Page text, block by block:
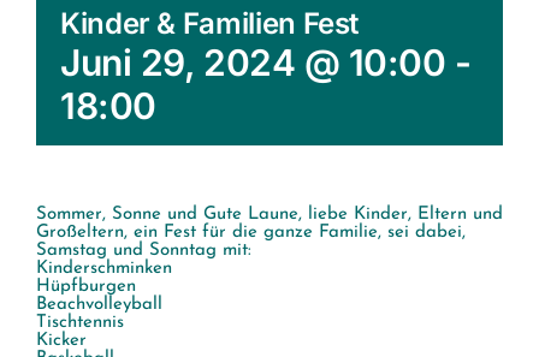
Kinder & Familien Fest
Juni 29, 2024 @ 10:00 -
18:00
Sommer, Sonne und Gute Laune, liebe Kinder, Eltern und
Großeltern, ein Fest für die ganze Familie, sei dabei,
Samstag und Sonntag mit:
Kinderschminken
Hüpfburgen
Beachvolleyball
Tischtennis
Kicker